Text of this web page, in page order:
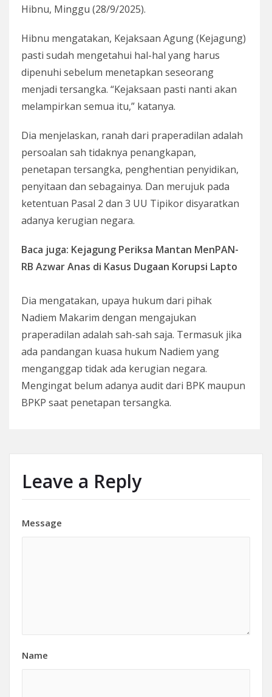
Hibnu, Minggu (28/9/2025).
Hibnu mengatakan, Kejaksaan Agung (Kejagung)
pasti sudah mengetahui hal-hal yang harus
dipenuhi sebelum menetapkan seseorang
menjadi tersangka. “Kejaksaan pasti nanti akan
melampirkan semua itu,” katanya.
Dia menjelaskan, ranah dari praperadilan adalah
persoalan sah tidaknya penangkapan,
penetapan tersangka, penghentian penyidikan,
penyitaan dan sebagainya. Dan merujuk pada
ketentuan Pasal 2 dan 3 UU Tipikor disyaratkan
adanya kerugian negara.
Baca juga: Kejagung Periksa Mantan MenPAN-
RB Azwar Anas di Kasus Dugaan Korupsi Lapto
Dia mengatakan, upaya hukum dari pihak
Nadiem Makarim dengan mengajukan
praperadilan adalah sah-sah saja. Termasuk jika
ada pandangan kuasa hukum Nadiem yang
menganggap tidak ada kerugian negara.
Mengingat belum adanya audit dari BPK maupun
BPKP saat penetapan tersangka.
Leave a Reply
Message
Name